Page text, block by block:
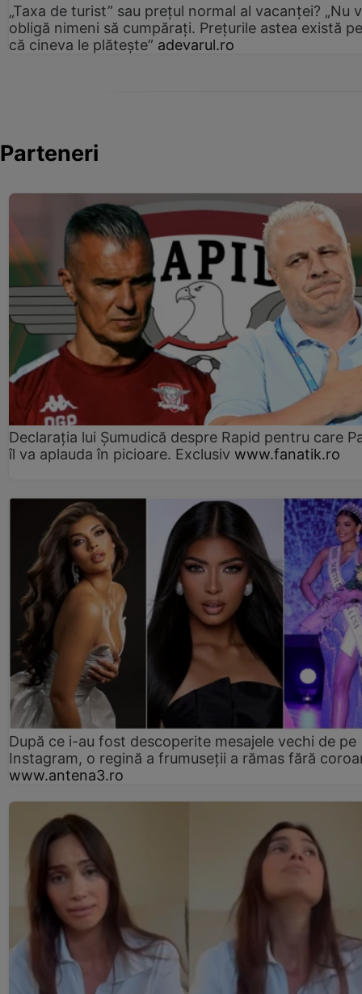
„Taxa de turist” sau prețul normal al vacanței? „Nu
obligă nimeni să cumpărați. Prețurile astea există
că cineva le plătește” adevarul.ro
Parteneri
Declarația lui Șumudică despre Rapid pentru care
îl va aplauda în picioare. Exclusiv www.fanatik.ro
După ce i-au fost descoperite mesajele vechi de pe
Instagram, o regină a frumuseții a rămas fără
www.antena3.ro